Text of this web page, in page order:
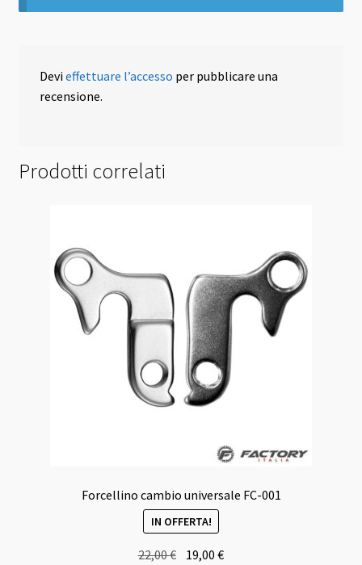
Devieffettuare l’accesso per pubblicare una
recensione.
Prodotti correlati
Forcellino cambio universale FC-001
IN OFFERTA!
22,00€ 19,00€Il